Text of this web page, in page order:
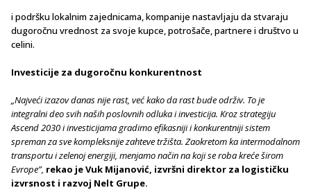
i podršku lokalnim zajednicama, kompanije nastavljaju da stvaraju
dugoročnu vrednost za svoje kupce, potrošače, partnere i društvo u
celini.
Investicije za dugoročnu konkurentnost
„Najveći izazov danas nije rast, već kako da rast bude održiv. To je
integralni deo svih naših poslovnih odluka i investicija. Kroz strategiju
Ascend 2030 i investicijama gradimo efikasniji i konkurentniji sistem
spreman za sve kompleksnije zahteve tržišta. Zaokretom ka intermodalnom
transportu i zelenoj energiji, menjamo način na koji se roba kreće širom
Evrope”, rekao je Vuk Mijanović, izvršni direktor za logističku
izvrsnost i razvoj Nelt Grupe.